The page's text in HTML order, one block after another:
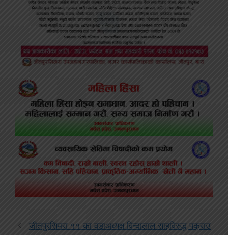
जीतपुरसिमरा ११ का वडाअध्यक्ष विन्दालाल साहविरुद्ध पक्राउ